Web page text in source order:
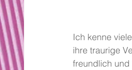
Ich kenne
ihre traurige
freundlich